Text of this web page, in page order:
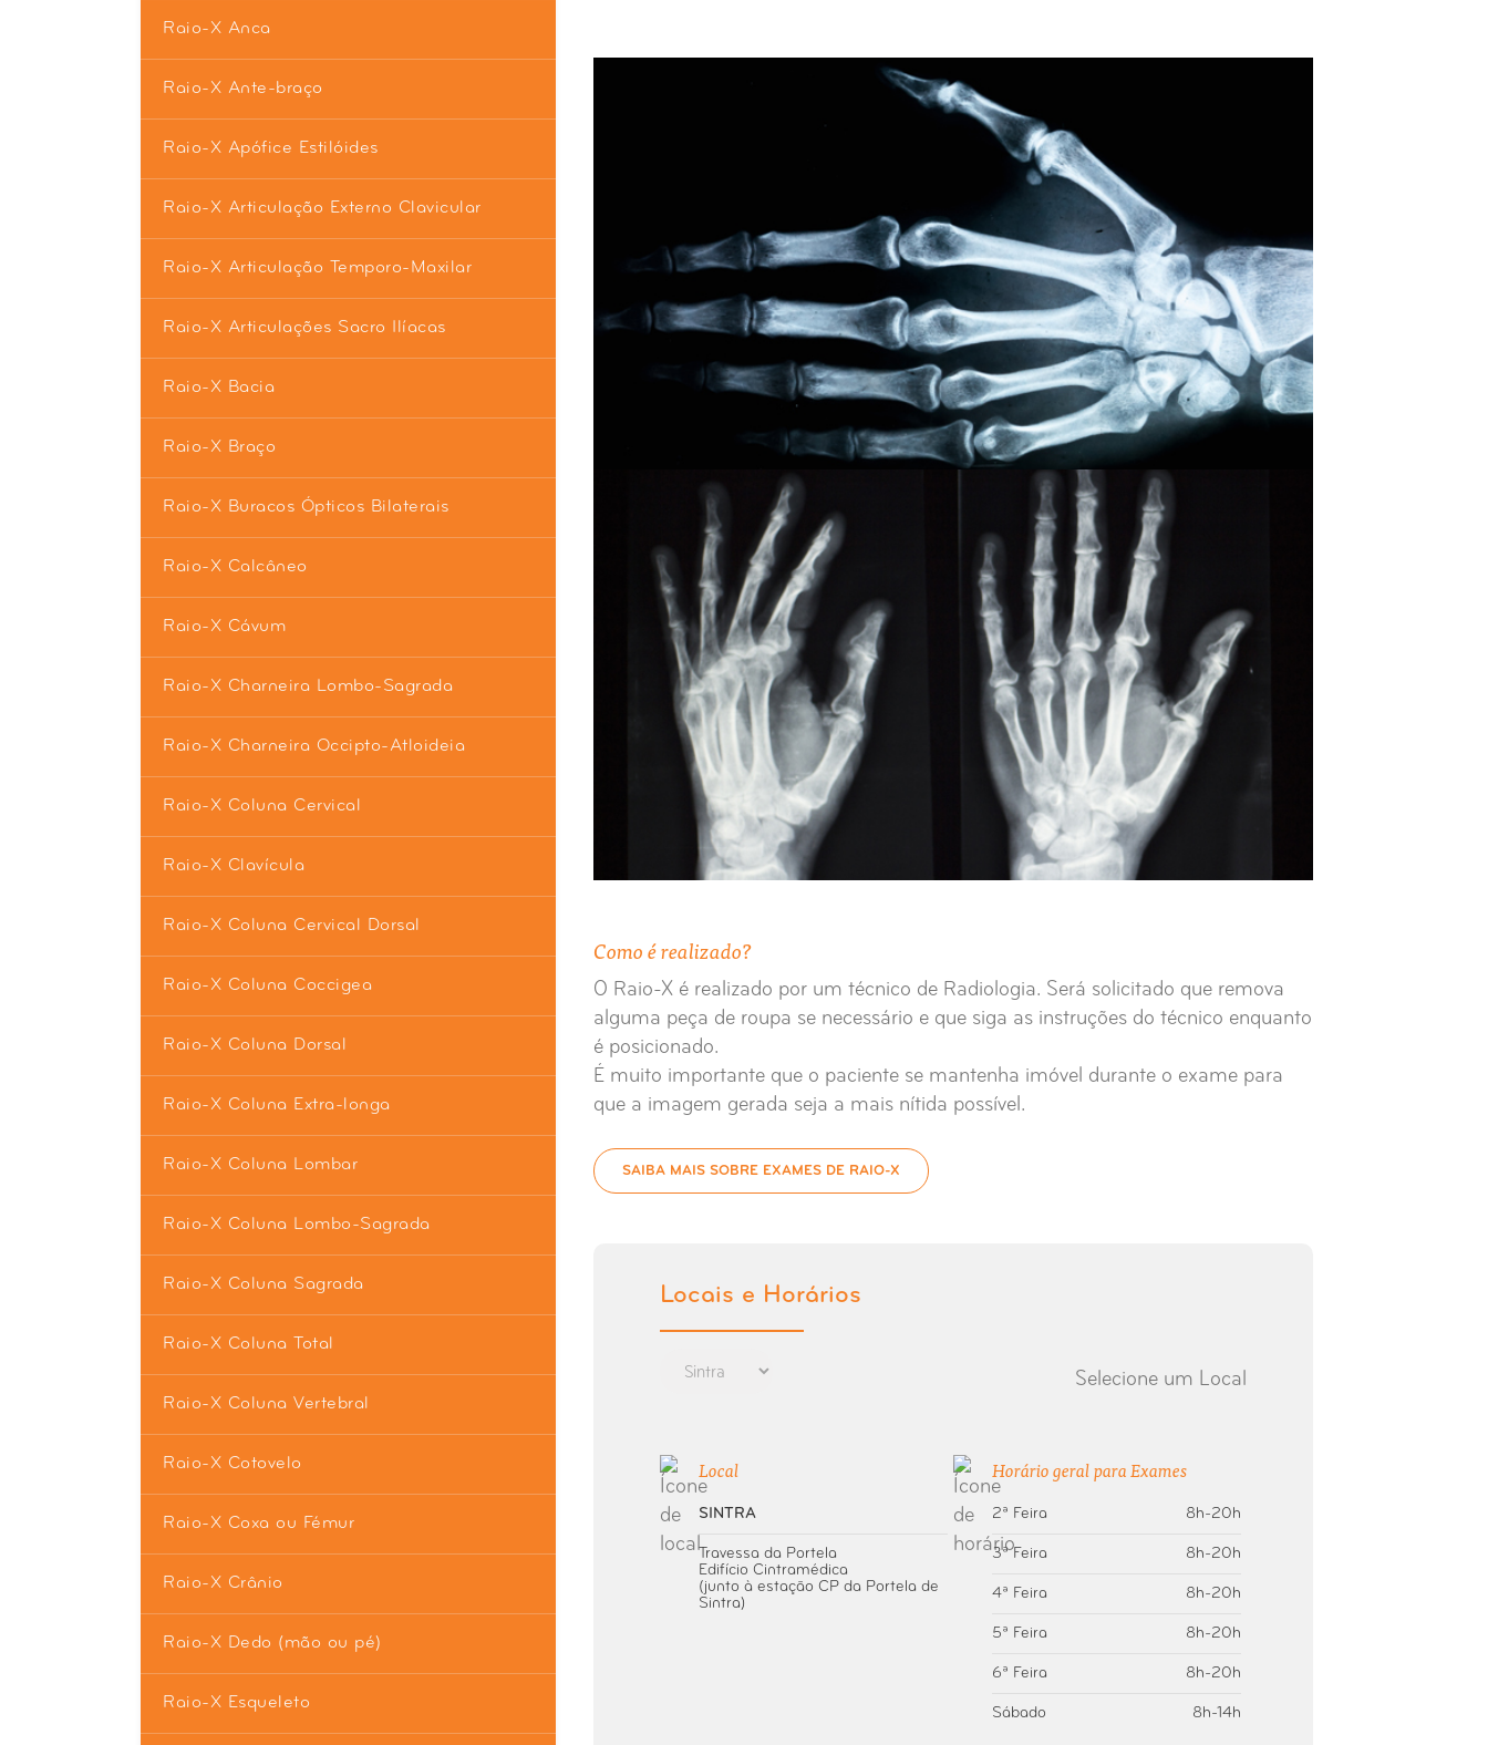
Raio-X Anca
Raio-X Ante-braço
Raio-X Apófice Estilóides
Raio-X Articulação Externo Clavicular
Raio-X Articulação Temporo-Maxilar
Raio-X Articulações Sacro Ilíacas
Raio-X Bacia
Raio-X Braço
Raio-X Buracos Ópticos Bilaterais
Raio-X Calcâneo
Raio-X Cávum
Raio-X Charneira Lombo-Sagrada
Raio-X Charneira Occipto-Atloideia
Raio-X Coluna Cervical
Raio-X Clavícula
Raio-X Coluna Cervical Dorsal
Raio-X Coluna Coccigea
Raio-X Coluna Dorsal
Raio-X Coluna Extra-longa
Raio-X Coluna Lombar
Raio-X Coluna Lombo-Sagrada
Raio-X Coluna Sagrada
Raio-X Coluna Total
Raio-X Coluna Vertebral
Raio-X Cotovelo
Raio-X Coxa ou Fémur
Raio-X Crânio
Raio-X Dedo (mão ou pé)
Raio-X Esqueleto
Como é realizado?
O Raio-X é realizado por um técnico de Radiologia. Será solicitado que remova
alguma peça de roupa se necessário e que siga as instruções do técnico enquanto
é posicionado.
É muito importante que o paciente se mantenha imóvel durante o exame para
que a imagem gerada seja a mais nítida possível.
SAIBA MAIS SOBRE EXAMES DE RAIO-X
Locais e Horários
Selecione um Local
Local
SINTRA
Travessa da Portela
Edifício Cintramédica
(junto à estação CP da Portela de
Sintra)
Horário geral para Exames
2ª Feira 8h-20h
3ª Feira 8h-20h
4ª Feira 8h-20h
5ª Feira 8h-20h
6ª Feira 8h-20h
Sábado 8h-14h